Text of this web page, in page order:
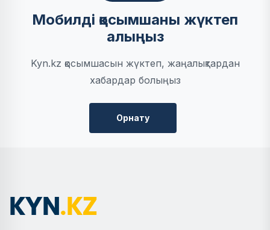
Мобилді қосымшаны жүктеп
алыңыз
Kyn.kz қосымшасын жүктеп, жаңалықтардан
хабардар болыңыз
Орнату